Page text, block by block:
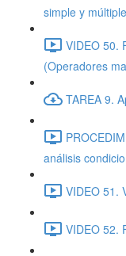
simple y
VIDEO 50.
(Operadores
TAREA 9.
análisis
VIDEO 51.
VIDEO 52.